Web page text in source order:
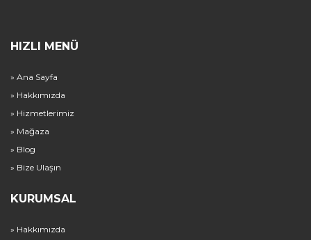
HIZLI MENÜ
» Ana Sayfa
» Hakkımızda
» Hizmetlerimiz
» Mağaza
» Blog
» Bize Ulaşın
KURUMSAL
» Hakkımızda